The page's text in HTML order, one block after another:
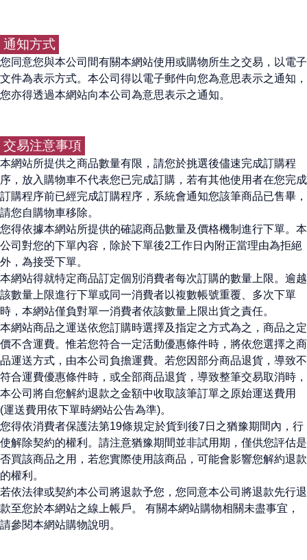
通知方式
您同意您與本公司間有關本網站使用或購物所生之交易，以電子
文件為表示方式。本公司得以電子郵件向您為意思表示之通知，
您亦得透過本網站向本公司為意思表示之通知。
交易注意事項
本網站所提供之商品數量有限，請您於挑選後儘速完成訂購程
序，放入購物車不代表您已完成訂購，若有其他使用者在您完成
訂購程序前已經完成訂購程序，系統會通知您該筆商品已售畢，
請您自購物車移除。
您得依據本網站所提供的確認商品數量及價格機制進行下單。本
公司對您的下單內容，除於下單後2工作日內附正當理由為拒絕
外，為接受下單。
本網站得就特定商品訂定個別消費者每次訂購的數量上限。逾越
該數量上限進行下單或同一消費者以複數帳號重覆、多次下單
時，本網站僅負對單一消費者依該數量上限出貨之責任。
本網站商品之運送依您訂購時選擇及指定之方式為之，商品之定
價不含運費。惟若您符合一定活動優惠條件時，將依您選擇之商
品運送方式，由本公司負擔運費。若您因部分商品退貨，導致不
符合運費優惠條件時，或全部商品退貨，導致整筆交易取消時，
本公司將自您解約退款之金額中收取該筆訂單之原始運送費用
(運送費用依下單時網站公告為準)。
您得依消費者保護法第19條規定於貨到後7日之猶豫期間內，行
使解除契約的權利。請注意猶豫期間並非試用期，僅供您評估是
否買該商品之用，若您實際使用該商品，可能會影響您解約退款
的權利。
若依法律或契約本公司將退款予您，您同意本公司將退款先行退
款至您於本網站之線上帳戶。 有關本網站購物相關未盡事宜，
請參閱本網站購物說明。